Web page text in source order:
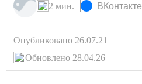
2 мин. ВКонтакте
Опубликовано 26.07.21
Обновлено 28.04.26